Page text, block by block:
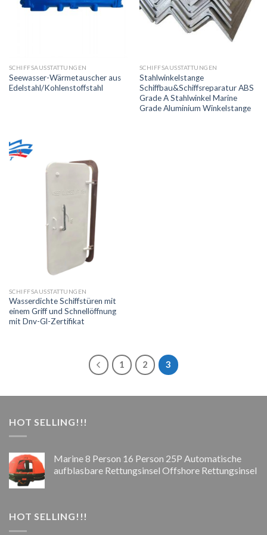
SCHIFFSAUSSTATTUNGEN
Seewasser-Wärmetauscher aus
Edelstahl/Kohlenstoffstahl
SCHIFFSAUSSTATTUNGEN
Stahlwinkelstange
Schiffbau&Schiffsreparatur ABS
Grade A Stahlwinkel Marine
Grade Aluminium Winkelstange
SCHIFFSAUSSTATTUNGEN
Wasserdichte Schiffstüren mit
einem Griff und Schnellöffnung
mit Dnv-Gl-Zertifikat
1 2 3
HOT SELLING!!!
Marine 8 Person 16 Person 25P Automatische
aufblasbare Rettungsinsel Offshore Rettungsinsel
HOT SELLING!!!